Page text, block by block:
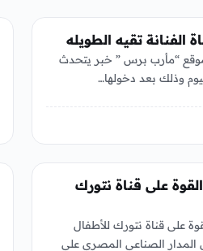
الفنانة تقيه الطويله
“مأرب برس ” خبر يتحدث
وذلك بعد دخولها…
على قناة نتورك
على قناة نتورك للأطفال
المدار الصناعي المصري على